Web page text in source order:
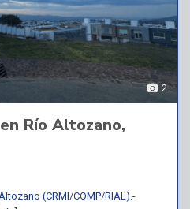
2
Río Altozano,
(CRMI/COMP/RIAL).-